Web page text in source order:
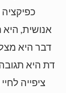
אנושית,
דבר היא
דת היא
ציפייה